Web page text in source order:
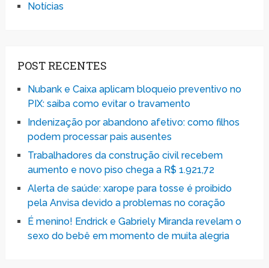
Notícias
POST RECENTES
Nubank e Caixa aplicam bloqueio preventivo no
PIX: saiba como evitar o travamento
Indenização por abandono afetivo: como filhos
podem processar pais ausentes
Trabalhadores da construção civil recebem
aumento e novo piso chega a R$ 1.921,72
Alerta de saúde: xarope para tosse é proibido
pela Anvisa devido a problemas no coração
É menino! Endrick e Gabriely Miranda revelam o
sexo do bebê em momento de muita alegria